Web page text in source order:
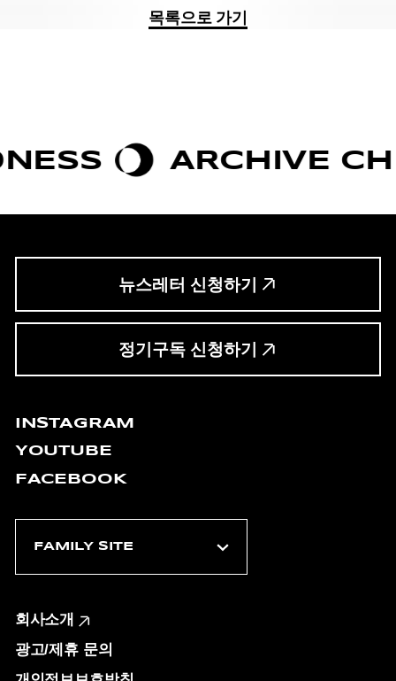
목록으로 가기
ARCHIVE CHIC
뉴스레터 신청하기
정기구독 신청하기
INSTAGRAM
YOUTUBE
FACEBOOK
회사소개
광고/제휴 문의